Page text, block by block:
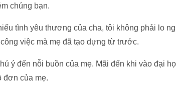
chúng bạn.
tình yêu thương của cha, tôi không phải lo
việc mà mẹ đã tạo dựng từ trước.
ý đến nỗi buồn của mẹ. Mãi đến khi vào đại
đơn của mẹ.